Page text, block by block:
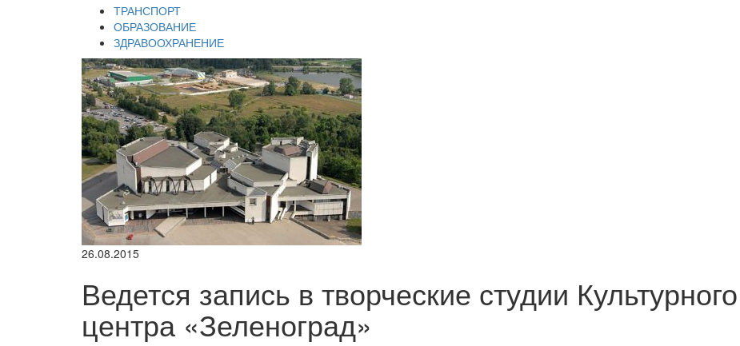
ТРАНСПОРТ
ОБРАЗОВАНИЕ
ЗДРАВООХРАНЕНИЕ
26.08.2015
Ведется запись в творческие студии Культурного
центра «Зеленоград»